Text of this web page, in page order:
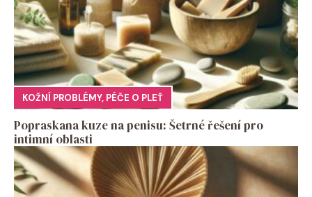
KOŽNÍ PROBLÉMY, PÉČE O PLEŤ
Popraskana kuze na penisu: Šetrné řešení pro
intimní oblasti